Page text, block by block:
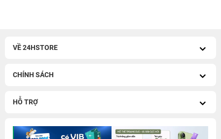
VỀ 24HSTORE
CHÍNH SÁCH
HỖ TRỢ